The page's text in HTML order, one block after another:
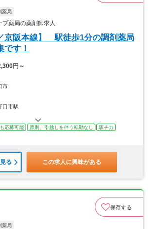
薬局
薬局の薬剤師求人
京阪本線】 駅徒歩1分の調剤薬局
です！
円～
市
口市駅
応募可能 原則、引越しを伴う転勤なし
駅チカ
る この求人に興味がある
保存する
薬局